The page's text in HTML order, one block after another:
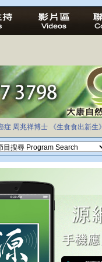
症 周兆祥博士 《生食食出新生》